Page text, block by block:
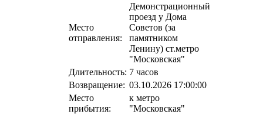
Место
отправления:
Демонстрационный
проезд у Дома
Советов (за
памятником
Ленину) ст.метро
"Московская"
Длительность: 7 часов
Возвращение: 03.10.2026 17:00:00
Место
прибытия:
к метро
"Московская"